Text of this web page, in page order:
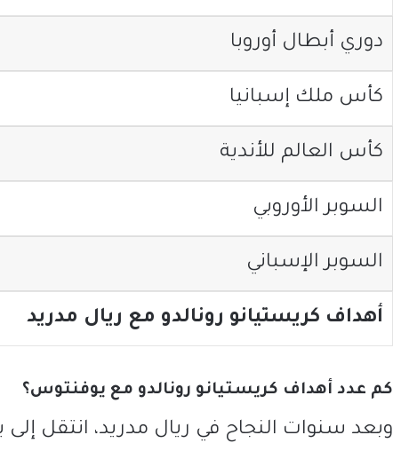
دوري أبطال أوروبا
كأس ملك إسبانيا
كأس العالم للأندية
السوبر الأوروبي
السوبر الإسباني
أهداف كريستيانو رونالدو مع ريال مدريد
كم عدد أهداف كريستيانو رونالدو مع يوفنتوس؟
وبعد سنوات النجاح في ريال مدريد، انتقل